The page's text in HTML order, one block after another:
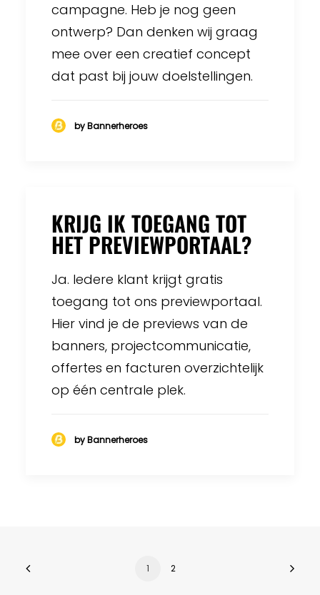
campagne. Heb je nog geen
ontwerp? Dan denken wij graag
mee over een creatief concept
dat past bij jouw doelstellingen.
by Bannerheroes
KRIJG IK TOEGANG TOT
HET PREVIEWPORTAAL?
Ja. Iedere klant krijgt gratis
toegang tot ons previewportaal.
Hier vind je de previews van de
banners, projectcommunicatie,
offertes en facturen overzichtelijk
op één centrale plek.
by Bannerheroes
1 2